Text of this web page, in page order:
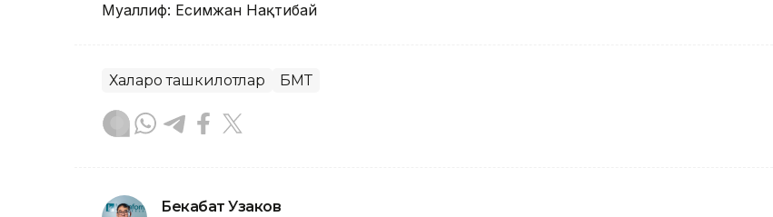
Муаллиф: Есимжан Нақтибай
Халқаро ташкилотлар БМТ
Бекабат Узаков